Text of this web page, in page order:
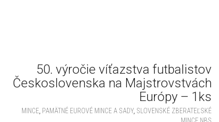
50. výročie víťazstva futbalistov
Československa na Majstrovstvách
Európy – 1ks
MINCE PAMÄTNÉ EUROVÉ MINCE A SADY, SLOVENSKÉ ZBERATEĽSKÉ
MINCE NBS